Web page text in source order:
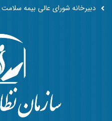
دبیرخانه شورای عالی بیمه سلامت